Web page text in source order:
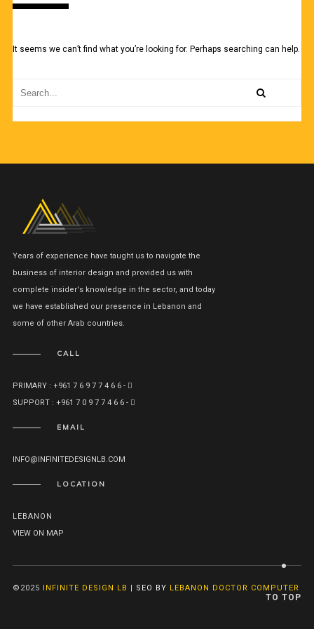
It seems we can’t find what you’re looking for. Perhaps searching can help.
Years of experience have taught us to navigate the
business of interior design and provided us with
complete insider's knowledge in the sector, and today
we have established our presence in Lebanon and
some of other Arab countries.
CALL
PRIMARY : +961 7 6 9 7 7 4 6 6 -
SUPPORT : +961 7 0 9 7 7 4 6 6 -
EMAIL
INFO@INFINITEDESIGNLB.COM
LOCATION
LEBANON
VIEW ON MAP
©2025 INFINITE DESIGN LB | SEO BY LEBANON DOCTOR COMPUTER
TO TOP